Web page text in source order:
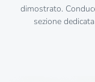
dimostrato.
sezione